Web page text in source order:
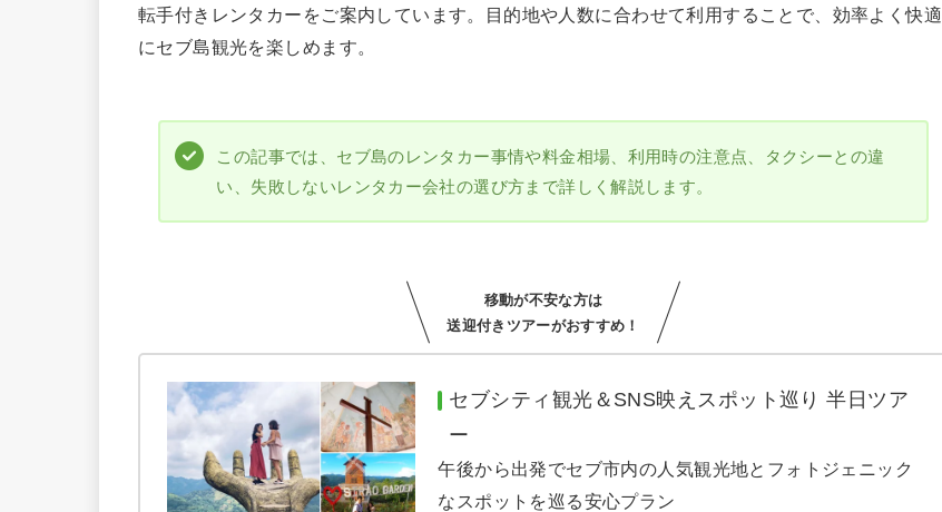
転手付きレンタカーをご案内しています。目的地や人数に合わせて利用することで、効率よく快適
にセブ島観光を楽しめます。
この記事では、セブ島のレンタカー事情や料金相場、利用時の注意点、タクシーとの違
い、失敗しないレンタカー会社の選び方まで詳しく解説します。
移動が不安な方は
送迎付きツアーがおすすめ！
セブシティ観光＆SNS映えスポット巡り 半日ツア
ー
午後から出発でセブ市内の人気観光地とフォトジェニック
なスポットを巡る安心プラン